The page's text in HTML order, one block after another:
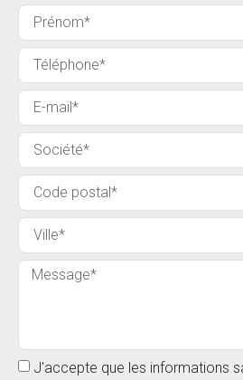
J'accepte que les informations